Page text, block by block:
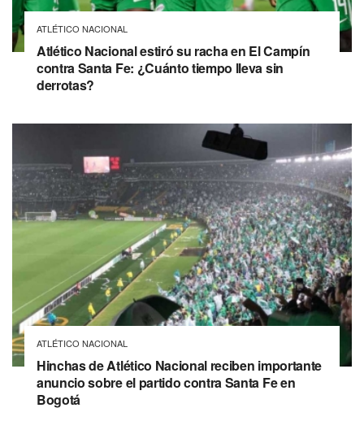
ATLÉTICO NACIONAL
Atlético Nacional estiró su racha en El Campín
contra Santa Fe: ¿Cuánto tiempo lleva sin
derrotas?
ATLÉTICO NACIONAL
Hinchas de Atlético Nacional reciben importante
anuncio sobre el partido contra Santa Fe en
Bogotá